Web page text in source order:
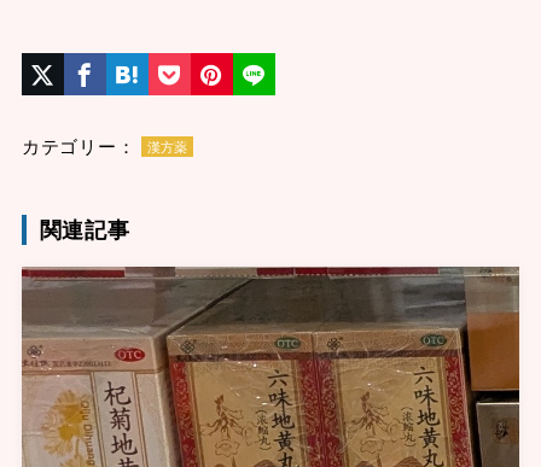
カテゴリー： 漢方薬
関連記事